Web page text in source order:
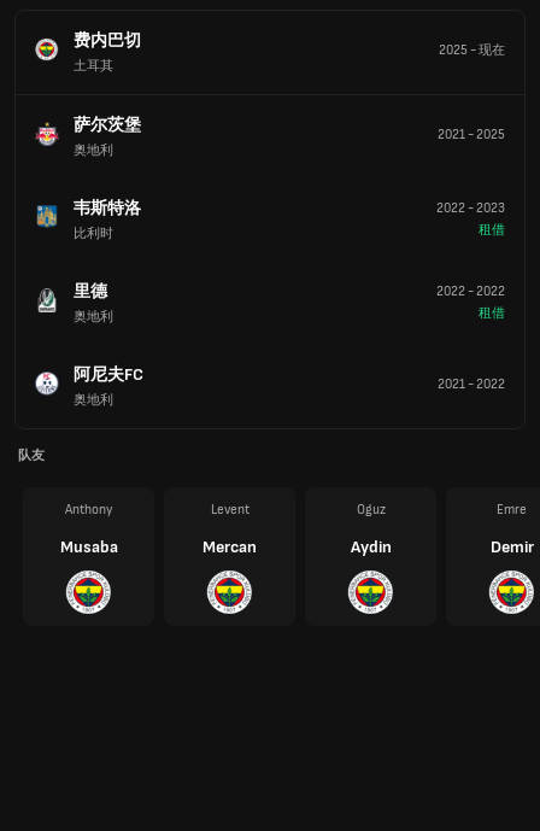
费内巴切
土耳其
2025 -现在
萨尔茨堡
奥地利
2021-2025
韦斯特洛
比利时
2022-2023
租借
里德
奥地利
2022-2022
租借
阿尼夫FC
奥地利
2021-2022
队友
Anthony
Musaba
Levent
Mercan
Oguz
Aydin
Emre
Demir